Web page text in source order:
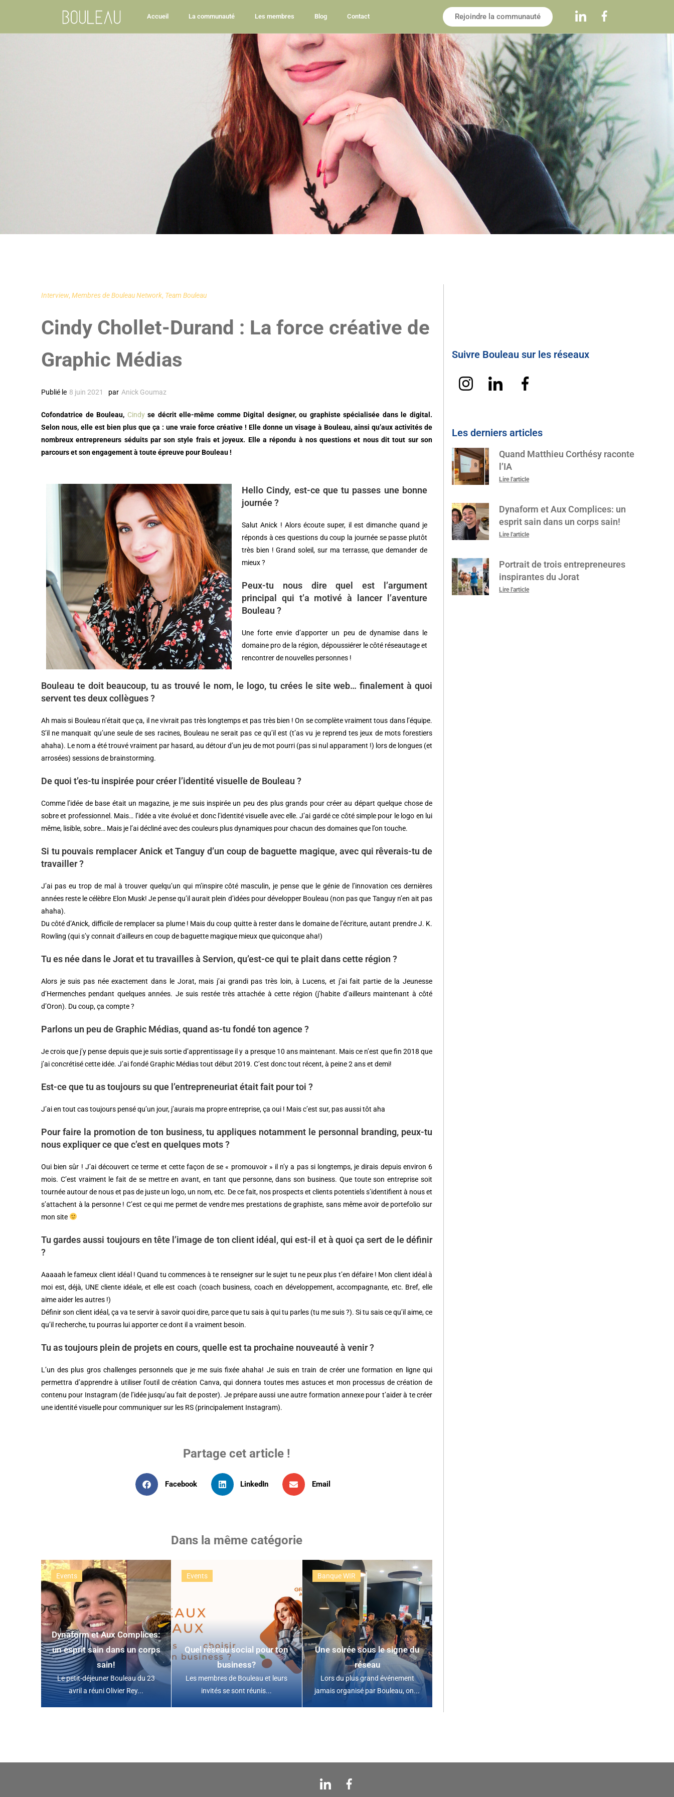
Accueil La communauté Les membres Blog Contact Rejoindre la communauté
Interview, Membres de Bouleau Network, Team Bouleau
Cindy Chollet-Durand : La force créative de
Graphic Médias
Publié le 8 juin 2021 par Anick Goumaz
Cofondatrice de Bouleau, Cindyse décrit elle-même comme Digital designer, ou graphiste spécialisée dans le digital.
Selon nous, elle est bien plus que ça : une vraie force créative ! Elle donne un visage à Bouleau, ainsi qu’aux activités de
nombreux entrepreneurs séduits par son style frais et joyeux. Elle a répondu à nos questions et nous dit tout sur son
parcours et son engagement à toute épreuve pour Bouleau !
Hello Cindy, est-ce que tu passes une bonne
journée ?
Salut Anick ! Alors écoute super, il est dimanche quand je
réponds à ces questions du coup la journée se passe plutôt
très bien ! Grand soleil, sur ma terrasse, que demander de
mieux ?
Peux-tu nous dire quel est l’argument
principal qui t’a motivé à lancer l’aventure
Bouleau ?
Une forte envie d’apporter un peu de dynamise dans le
domaine pro de la région, dépoussiérer le côté réseautage et
rencontrer de nouvelles personnes !
Bouleau te doit beaucoup, tu as trouvé le nom, le logo, tu crées le site web… finalement à quoi
servent tes deux collègues ?
Ah mais si Bouleau n’était que ça, il ne vivrait pas très longtemps et pas très bien ! On se complète vraiment tous dans l’équipe.
S’il ne manquait qu’une seule de ses racines, Bouleau ne serait pas ce qu’il est (t’as vu je reprend tes jeux de mots forestiers
ahaha). Le nom a été trouvé vraiment par hasard, au détour d’un jeu de mot pourri (pas si nul apparament !) lors de longues (et
arrosées) sessions de brainstorming.
De quoi t’es-tu inspirée pour créer l’identité visuelle de Bouleau ?
Comme l’idée de base était un magazine, je me suis inspirée un peu des plus grands pour créer au départ quelque chose de
sobre et professionnel. Mais… l’idée a vite évolué et donc l’identité visuelle avec elle. J’ai gardé ce côté simple pour le logo en lui
même, lisible, sobre… Mais je l’ai décliné avec des couleurs plus dynamiques pour chacun des domaines que l’on touche.
Si tu pouvais remplacer Anick et Tanguy d’un coup de baguette magique, avec qui rêverais-tu de
travailler ?
J’ai pas eu trop de mal à trouver quelqu’un qui m’inspire côté masculin, je pense que le génie de l’innovation ces dernières
années reste le célèbre Elon Musk! Je pense qu’il aurait plein d’idées pour développer Bouleau (non pas que Tanguy n’en ait pas
ahaha).
Du côté d’Anick, difficile de remplacer sa plume ! Mais du coup quitte à rester dans le domaine de l’écriture, autant prendre J. K.
Rowling (qui s’y connait d’ailleurs en coup de baguette magique mieux que quiconque aha!)
Tu es née dans le Jorat et tu travailles à Servion, qu’est-ce qui te plait dans cette région ?
Alors je suis pas née exactement dans le Jorat, mais j’ai grandi pas très loin, à Lucens, et j’ai fait partie de la Jeunesse
d’Hermenches pendant quelques années. Je suis restée très attachée à cette région (j’habite d’ailleurs maintenant à côté
d’Oron). Du coup, ça compte ?
Parlons un peu de Graphic Médias, quand as-tu fondé ton agence ?
Je crois que j’y pense depuis que je suis sortie d’apprentissage il y a presque 10 ans maintenant. Mais ce n’est que fin 2018 que
j’ai concrétisé cette idée. J’ai fondé Graphic Médias tout début 2019. C’est donc tout récent, à peine 2 ans et demi!
Est-ce que tu as toujours su que l’entrepreneuriat était fait pour toi ?
J’ai en tout cas toujours pensé qu’un jour, j’aurais ma propre entreprise, ça oui ! Mais c’est sur, pas aussi tôt aha
Pour faire la promotion de ton business, tu appliques notamment le personnal branding, peux-tu
nous expliquer ce que c’est en quelques mots ?
Oui bien sûr ! J’ai découvert ce terme et cette façon de se « promouvoir » il n’y a pas si longtemps, je dirais depuis environ 6
mois. C’est vraiment le fait de se mettre en avant, en tant que personne, dans son business. Que toute son entreprise soit
tournée autour de nous et pas de juste un logo, un nom, etc. De ce fait, nos prospects et clients potentiels s’identifient à nous et
s’attachent à la personne ! C’est ce qui me permet de vendre mes prestations de graphiste, sans même avoir de portefolio sur
mon site
Tu gardes aussi toujours en tête l’image de ton client idéal, qui est-il et à quoi ça sert de le définir
?
Aaaaah le fameux client idéal ! Quand tu commences à te renseigner sur le sujet tu ne peux plus t’en défaire ! Mon client idéal à
moi est, déjà, UNE cliente idéale, et elle est coach (coach business, coach en développement, accompagnante, etc. Bref, elle
aime aider les autres !)
Définir son client idéal, ça va te servir à savoir quoi dire, parce que tu sais à qui tu parles (tu me suis ?). Si tu sais ce qu’il aime, ce
qu’il recherche, tu pourras lui apporter ce dont il a vraiment besoin.
Tu as toujours plein de projets en cours, quelle est ta prochaine nouveauté à venir ?
L’un des plus gros challenges personnels que je me suis fixée ahaha! Je suis en train de créer une formation en ligne qui
permettra d’apprendre à utiliser l’outil de création Canva, qui donnera toutes mes astuces et mon processus de création de
contenu pour Instagram (de l’idée jusqu’au fait de poster). Je prépare aussi une autre formation annexe pour t’aider à te créer
une identité visuelle pour communiquer sur les RS (principalement Instagram).
Partage cet article !
Facebook LinkedIn Email
Dans la même catégorie
Events
Dynaform et Aux Complices:
un esprit sain dans un corps
sain!
Le petit-déjeuner Bouleau du 23
avril a réuni Olivier Rey...
Events
Quel réseau social pour ton
business?
Les membres de Bouleau et leurs
invités se sont réunis...
Banque WIR
Une soirée sous le signe du
réseau
Lors du plus grand événement
jamais organisé par Bouleau, on...
Suivre Bouleau sur les réseaux
Les derniers articles
Quand Matthieu Corthésy raconte
l’IA
Lire l'article
Dynaform et Aux Complices: un
esprit sain dans un corps sain!
Lire l'article
Portrait de trois entrepreneures
inspirantes du Jorat
Lire l'article